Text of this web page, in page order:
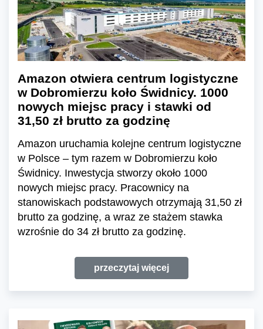
Amazon otwiera centrum logistyczne
w Dobromierzu koło Świdnicy. 1000
nowych miejsc pracy i stawki od
31,50 zł brutto za godzinę
Amazon uruchamia kolejne centrum logistyczne
w Polsce – tym razem w Dobromierzu koło
Świdnicy. Inwestycja stworzy około 1000
nowych miejsc pracy. Pracownicy na
stanowiskach podstawowych otrzymają 31,50 zł
brutto za godzinę, a wraz ze stażem stawka
wzrośnie do 34 zł brutto za godzinę.
przeczytaj więcej